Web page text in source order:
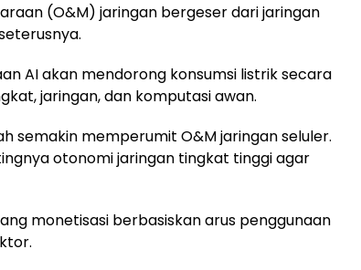
(O&M) jaringan bergeser dari jaringan
AI akan mendorong konsumsi listrik secara
jaringan, dan komputasi awan.
semakin memperumit O&M jaringan seluler.
otonomi jaringan tingkat tinggi agar
monetisasi berbasiskan arus penggunaan